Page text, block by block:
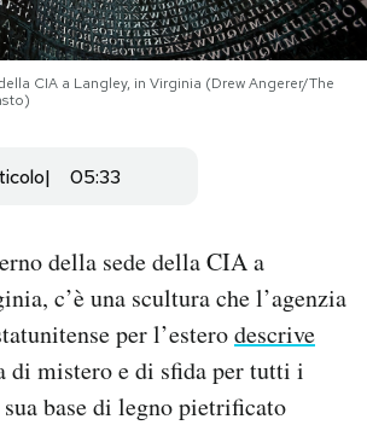
CIA a Langley, in Virginia (Drew Angerer/The
05:33
della sede della CIA a
c’è una scultura che l’agenzia
per l’esterodescrive
di mistero e di sfida per tutti i
base di legno pietrificato